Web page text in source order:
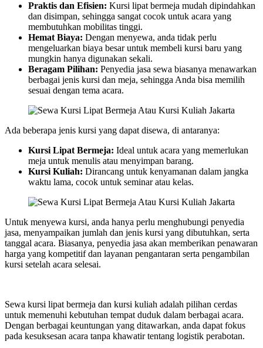
Praktis dan Efisien: Kursi lipat bermeja mudah dipindahkan
dan disimpan, sehingga sangat cocok untuk acara yang
membutuhkan mobilitas tinggi.
Hemat Biaya: Dengan menyewa, anda tidak perlu
mengeluarkan biaya besar untuk membeli kursi baru yang
mungkin hanya digunakan sekali.
Beragam Pilihan: Penyedia jasa sewa biasanya menawarkan
berbagai jenis kursi dan meja, sehingga Anda bisa memilih
sesuai dengan tema acara.
Ada beberapa jenis kursi yang dapat disewa, di antaranya:
Kursi Lipat Bermeja: Ideal untuk acara yang memerlukan
meja untuk menulis atau menyimpan barang.
Kursi Kuliah: Dirancang untuk kenyamanan dalam jangka
waktu lama, cocok untuk seminar atau kelas.
Untuk menyewa kursi, anda hanya perlu menghubungi penyedia
jasa, menyampaikan jumlah dan jenis kursi yang dibutuhkan, serta
tanggal acara. Biasanya, penyedia jasa akan memberikan penawaran
harga yang kompetitif dan layanan pengantaran serta pengambilan
kursi setelah acara selesai.
Sewa kursi lipat bermeja dan kursi kuliah adalah pilihan cerdas
untuk memenuhi kebutuhan tempat duduk dalam berbagai acara.
Dengan berbagai keuntungan yang ditawarkan, anda dapat fokus
pada kesuksesan acara tanpa khawatir tentang logistik perabotan.